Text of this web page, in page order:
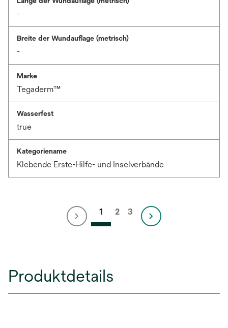
-
Breite der Wundauflage (metrisch)
-
Marke
Tegaderm™
Wasserfest
true
Kategoriename
Klebende Erste-Hilfe- und Inselverbände
1 2 3
Produktdetails